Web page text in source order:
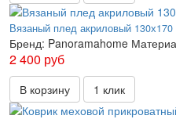
Вязаный плед акриловый
Бренд: Panoramahome
2 400 руб
В корзину 1 клик